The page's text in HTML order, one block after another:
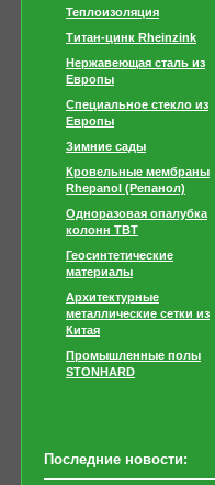
Теплоизоляция
Титан-цинк Rheinzink
Нержавеющая сталь из
Европы
Специальное стекло из
Европы
Зимние сады
Кровельные мембраны
Rhepanol (Репанол)
Одноразовая опалубка
колонн TBT
Геосинтетические
материалы
Архитектурные
металлические сетки из
Китая
Промышленные полы
STONHARD
Последние новости: